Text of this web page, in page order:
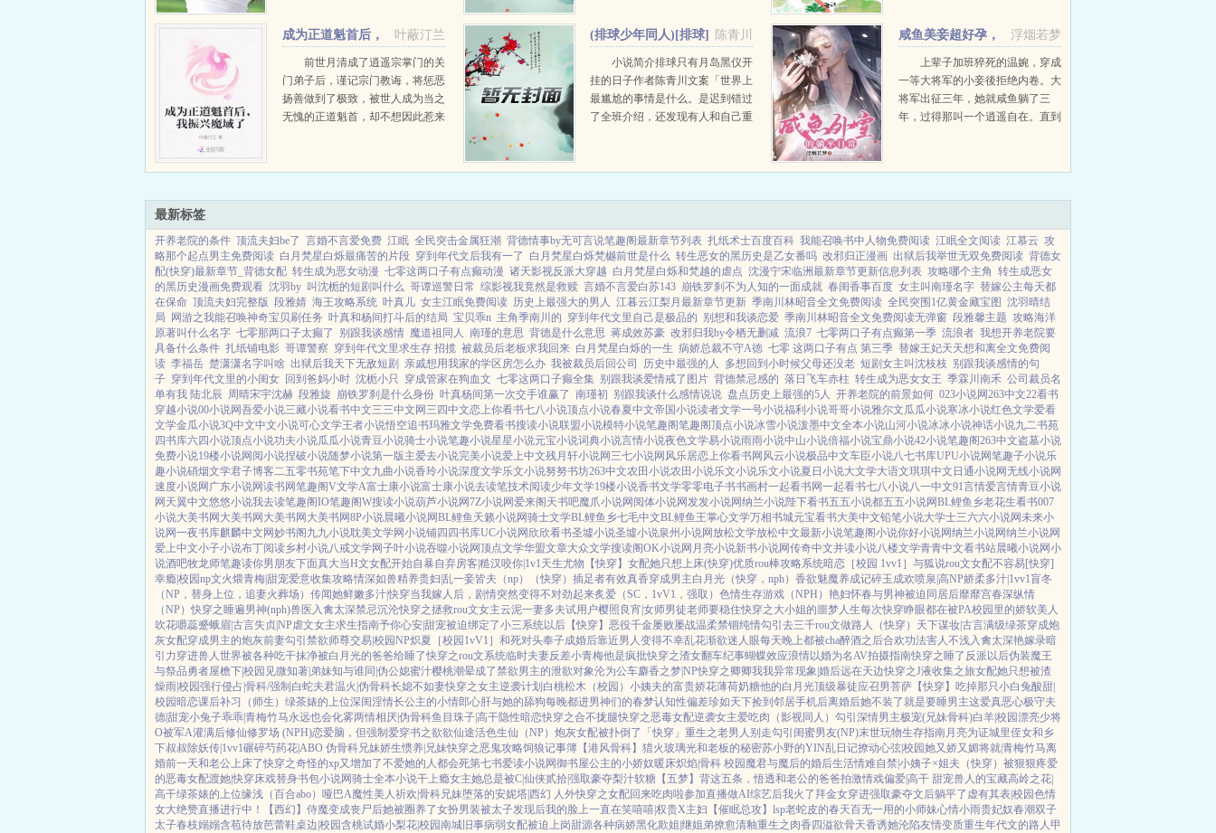
叶蔽汀兰
成为正道魁首后，
我振兴魔域了
前世月清成了逍遥宗掌门的关
门弟子后，谨记宗门教诲，将惩恶
扬善做到了极致，被世人成为当之
无愧的正道魁首，却不想因此惹来
想她前去妖域求药时死在妖域三师
陈青川
(排球少年同人)[排球]
只有月岛黑仪开挂的日子+番
外
小说简介排球只有月岛黑仪开
挂的日子作者陈青川文案「世界上
最尴尬的事情是什么。是迟到错过
了全班介绍，还发现有人和自己重
常尴尬的事情。」因为喜欢角色蛮
浮烟若梦
咸鱼美妾超好孕，
糙汉将军日日宠
上辈子加班猝死的温婉，穿成
一等大将军的小妾後拒绝内卷。大
将军出征三年，她就咸鱼躺了三
年，过得那叫一个逍遥自在。直到
决定让主母带两个妾室去边关配
最新标签
开养老院的条件 顶流夫妇be了 言婚不言爱免费 江眠 全民突击金属狂潮 背德情事by无可言说笔趣阁最新章节列表 扎纸术士百度百科 我能召唤书中人物免费阅读 江眠全文阅读 江慕云 攻
略那个起点男主免费阅读 白月梵星白烁最痛苦的片段 穿到年代文后我有一了 白月梵星白烁梵樾前世是什么 转生恶女的黑历史是乙女番吗 改邪归正漫画 出狱后我举世无双免费阅读 背德女
配(快穿)最新章节_背德女配 转生成为恶女动漫 七零这两口子有点癫动漫 诸天影视反派大穿越 白月梵星白烁和梵越的虐点 沈漫宁宋临洲最新章节更新信息列表 攻略哪个主角 转生成恶女
的黑历史漫画免费观看 沈羽by 叫沈栀的短剧叫什么 哥谭巡警日常 综影视我竟然是救赎 言婚不言爱白苏143 崩铁罗刹不为人知的一面成就 春闺香事百度 女主叫南瑾名字 替嫁公主每天都
在保命 顶流夫妇完整版 段雅婧 海王攻略系统 叶真儿 女主江眠免费阅读 历史上最强大的男人 江暮云江梨月最新章节更新 季南川林昭音全文免费阅读 全民突围1亿黄金藏宝图 沈羽晴结
局
网游之我能召唤神奇宝贝刷任务 叶真和杨间打斗后的结局 宝贝乖n 主角季南川的 穿到年代文里自己是极品的 别想和我谈恋爱 季南川林昭音全文免费阅读无弹窗 段雅馨主题 攻略海洋
原著叫什么名字 七零那两口子太癫了 别跟我谈感情 魔道祖同人 南瑾的意思 背德是什么意思 蒋成效苏豪 改邪归我by令栖无删减 流浪7 七零两口子有点癫第一季 流浪者 我想开养老院要
具备什么条件 扎纸铺电影 哥谭警察 穿到年代文里求生存 招揽 被裁员后老板求我回来 白月梵星白烁的一生 病娇总裁不守A徳 七零 这两口子有点 第三季 替嫁王妃天天想和离全文免费阅
读 李福岳 楚潇潇名字叫啥 出狱后我天下无敌短剧 亲戚想用我家的学区房怎么办 我被裁员后回公司 历史中最强的人 多想回到小时候父母还没老 短剧女主叫沈枝枝 别跟我谈感情的句
子 穿到年代文里的小闺女 回到爸妈小时 沈栀小只 穿成管家在狗血文 七零这两口子癫全集 别跟我谈爱情戒了图片 背德禁忌感的 落日飞车赤柱 转生成为恶女女王 季霖川南禾 公司裁员名
单有我 陆北辰 周晴宋宇沈赫 段雅旋 崩铁罗刹是什么身份 叶真杨间第一次交手谁赢了 南瑾初 别跟我谈什么感情说说 盘点历史上最强的5人 开养老院的前景如何 023小说网263中文22看书
穿越小说00小说网吾爱小说三藏小说看书中文三三中文网 三四中文恋上你看书七八小说顶点小说春夏中文帝国小说读者文学一号小说福利小说哥哥小说雅尔文瓜瓜小说寒冰小说红色文学爱看
文学金瓜小说3Q中文中文小说可心文学王者小说悟空追书玛雅文学免费看书搜读小说联盟小说模特小说笔趣阁笔趣阁顶点小说冰雪小说泼墨中文全本小说山河小说冰冰小说神话小说九二书苑
四书库六四小说顶点小说功夫小说瓜瓜小说青豆小说骑士小说笔趣小说星星小说元宝小说词典小说言情小说夜色文学易小说雨雨小说中山小说倍福小说宝鼎小说42小说笔趣阁263中文盗墓小说
免费小说19楼小说网阅小说捏破小说随梦小说第一版主爱去小说完美小说爱上中文残月轩小说网 三七小说网 风乐居恋上你看书网 风云小说极品中文车臣小说八七书库UPU小说网笔趣子小说乐
趣小说硝烟文学君子博客二五零书苑笔下中文九曲小说香玲小说深度文学乐文小说努努书坊263中文农田小说农田小说乐文小说乐文小说夏日小说大文学大语文琪琪中文 日通小说网无线小说网
速度小说网 广东小说网读书网笔趣阁V文学A富士康小说富士康小说去读笔技术阅读少年文学19楼小说香书文学零零电子书书画村一起看书网一起看书七八小说八一中文91言情爱言情青豆小说
网 天翼中文悠悠小说我去读笔趣阁IO笔趣阁W搜读小说葫芦小说网7Z小说网爱来阁 天书吧魔爪小说网 阅体小说网发发小说网纳兰小说陛下看书五五小说都五五小说网BL鲤鱼乡老花生看书007
小说大美书网 大美书网 大美书网 大美书网8P小说晨曦小说网BL鲤鱼 天籁小说网骑士文学BL鲤鱼乡七毛中文BL鲤鱼王掌心文学万相书城元宝看书大美中文铅笔小说大学士三六六小说网未来小
说网一夜书库麒麟中文网妙书阁 九九小说耽美文学网小说铺四四书库UC小说网 欣欣看书圣墟小说圣墟小说泉州小说网放松文学放松中文最新小说笔趣阁小说你好小说网纳兰小说网纳兰小说网
爱上中文小子小说布丁阅读乡村小说八戒文学网子叶小说吞噬小说网顶点文学华盟文章大众文学搜读阁OK小说网 月亮小说新书小说网传奇中文并读小说八楼文学青青中文看书站晨曦小说网小
说酒吧牧龙师笔趣读你男朋友下面真大当H文女配开始自暴自弃房客|糙汉咬你|1v1天生尤物【快穿】 女配她只想上床(快穿)优质rou棒攻略系统暗恋［校园 1vv1］ 与狐说rou文女配不容易[快穿]
幸瘾|校园np文火煨青梅|甜宠爱意收集攻略情深如兽精养贵妇|乱一妾皆夫（np） （快穿）插足者有效真香穿成男主白月光（快穿，nph） 香欲魅魔养成记碎玉成欢喷泉|高NP娇柔多汁|1vv1盲冬
（NP，替身上位，追妻火葬场） 传闻她鲜嫩多汁|快穿当我嫁人后，剧情突然变得不对劲起来炙爱（SC，1vV1，强取） 色情生存游戏（NPH） 艳妇怀春与男神被迫同居后靡靡宫春深纵情
（NP）快穿之睡遍男神(nph)兽医 入禽太深禁忌沉沦快穿之拯救rou文女主云泥一妻多夫试用户樱照良宵|女师男徒老师要稳住快穿之大小姐的噩梦人生每次快穿睁眼都在被PA校园里的娇软美人
吹花嚼蕊蹙蛾眉|古言失贞|NP虐文女主求生指南予你心安|甜宠被迫绑定了小三系统以后【快穿】 恶役千金屡败屡战温柔禁锢纯情勾引 去三千rou文做路人（快穿） 天下谋妆|古言满级绿茶穿成炮
灰女配穿成男主的炮灰前妻勾引禁欲师尊交易|校园NP炽夏［校园1vV1］ 和死对头奉子成婚后靠近男人变得不幸乱花渐欲迷人眼每天晚上都被cha醉酒之后合欢功法害人不浅入禽太深艳嫁录暗
引力穿进兽人世界被各种吃干抹净被白月光的爸爸给睡了快穿之rou文系统临时夫妻反差小青梅他是疯批快穿之渣女翻车纪事蝴蝶效应浪情以婚为名AV拍摄指南快穿之睡了反派以后伪装魔王
与祭品勇者屋檐下|校园 见微知著|弟妹知与谁同|伪公媳蜜汁樱桃潮晕成了禁欲男主的泄欲对象沦为公车麝香之梦|NP快穿之卿卿我我异常现象|婚后远在天边快穿之J液收集之旅女配她只想被渣
燥雨|校园强行侵占|骨科/强制 白蛇夫君温火|伪骨科长媳不如妻快穿之女主逆袭计划 白桃松木（校园） 小姨夫的富贵娇花薄荷奶糖他的白月光顶级暴徒应召男菩萨 【快穿】吃掉那只小白兔酸甜|
校园暗恋课后补习（师生） 绿茶婊的上位深闺淫情长公主的小情郎心肝与她的舔狗每晚都进男神们的春梦认知性偏差珍如天下捡到邻居手机后离婚后她不装了就是要睡男主这爱真恶心极守夫
德|甜宠小兔子乖乖|青梅竹马永远也会化雾两情相厌|伪骨科鱼目珠子|高干隐性暗恋快穿之合不拢腿快穿之恶毒女配逆袭女主爱吃肉 （影视同人）勾引深情男主极宠(兄妹骨科)白羊|校园漂亮少将
O被军A灌满后修仙修罗场 (NPH)恋爱脑，但强制爱穿书之欲欲仙途活色生仙（NP） 炮灰女配被扑倒了「快穿」 重生之老男人别走勾引闺蜜男友(NP)末世玩物生存指南月亮为证城里侄女和乡
下叔叔除妖传|1vv1碾碎芍药花|ABO 伪骨科兄妹娇生惯养|兄妹快穿之恶鬼攻略饲狼记事簿 【港风骨科】猎火玻璃光和老板的秘密苏小野的YIN乱日记撩动心弦|校园她又娇又媚将就|青梅竹马离
婚前一天和老公上床了快穿之奇怪的xp又增加了不爱她的人都会死第七书爱读小说网御书屋公主的小娇奴暖床炽焰|骨科 校园 魔君与魔后的婚后生活情难自禁|小姨子×姐夫 （快穿）被狠狠疼爱
的恶毒女配渡她|快穿床戏替身书包小说网骑士全本小说干上瘾女主她总是被C|仙侠贰拾|强取豪夺梨汁软糖 【五梦】背这五条，悟透和老公的爸爸拍激情戏偏爱|高干 甜宠兽人的宝藏高岭之花|
高干绿茶婊的上位缘浅（百合abo）哑巴A魔性美人祈欢|骨科兄妹堕落的安妮塔|西幻 人外快穿之女配回来吃肉啦参加直播做AI综艺后我火了 拜金女穿进强取豪夺文后躺平了 虚有其表|校园色情
女大绝赞直播进行中！
【西幻】侍魔变成丧尸后她被圈养了女扮男装被太子发现后我的脸上一直在笑嘻嘻|权贵X主妇 【催眠总攻】lsp老蛇皮的春天百无一用的小师妹心情小雨贵妃奴春潮双子
太子春枝嫋嫋含苞待放芭蕾鞋桌边|校园含桃试婚小梨花|校园南城旧事病弱女配被迫上岗甜源各种病娇黑化欺姐|继姐弟撩愈清釉重生之肉香四溢欲骨天香诱她沦陷友情变质重生年代文的路人甲